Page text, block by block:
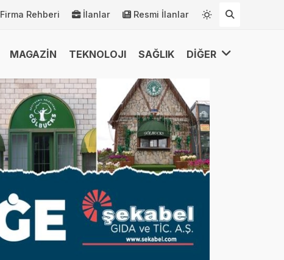
Firma Rehberi İlanlar Resmi İlanlar
MAGAZİN TEKNOLOJI SAĞLIK DİĞER